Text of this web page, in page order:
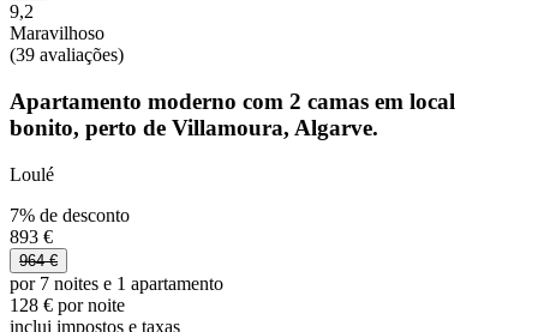
9,2
Maravilhoso
(39 avaliações)
Apartamento moderno com 2 camas em local
bonito, perto de Villamoura, Algarve.
Loulé
7% de desconto
893 €
964 €
por 7 noites e 1 apartamento
128 € por noite
inclui impostos e taxas